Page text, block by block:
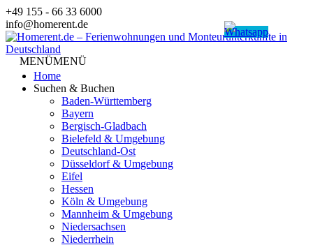
Zum
Inhalt
springen
+49 155 - 66 33 6000
info@homerent.de
MENÜMENÜ
Home
Suchen & Buchen
Baden-Württemberg
Bayern
Bergisch-Gladbach
Bielefeld & Umgebung
Deutschland-Ost
Düsseldorf & Umgebung
Eifel
Hessen
Köln & Umgebung
Mannheim & Umgebung
Niedersachsen
Niederrhein